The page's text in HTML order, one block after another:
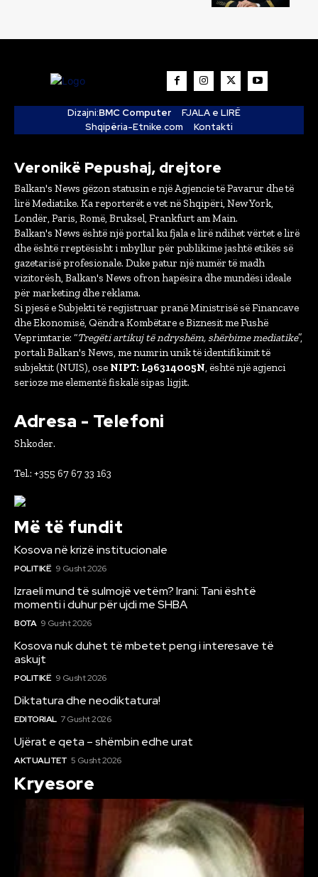
Dizajni:BMC Computer
FJALA e LIRË
Shqipëria-Etnike.com
Kontakti
Veronikë Pepushaj, drejtore
Balkan's News gëzon statusin e një Agjencie të Pavarur dhe të
lirë Mediatike. Ka reporterët e vet në Shqipëri, New York,
Londër, Paris, Romë, Bruksel, Frankfurt am Main.
Balkan's News është një portal ku fjala e lirë ndihet vërtet e lirë
dhe është rreptësisht i mbyllur për publikime jashtë etikës së
gazetarisë profesionale. Duke patur një numër të madh
vizitorësh, Balkan's News ofron hapësira dhe mundësi ideale
për marketing dhe reklama.
Si pjesë e Subjekti të regjistruar pranë Ministrisë së Financave
dhe Ekonomisë, Qëndra Kombëtare e Biznesit me Fushë
Veprimtarie: “Tregëti artikuj të ndryshëm, shërbime mediatike”,
portali Balkan's News, me numrin unik të identifikimit të
subjektit (NUIS), ose NIPT: L96314005N , është një agjenci
serioze me elementë fiskalë sipas ligjit.
Adresa - Telefoni
Shkoder.
Tel.: +355 67 67 33 163
Më të fundit
Kosova në krizë institucionale
POLITIKË 9 Gusht 2026
Izraeli mund të sulmojë vetëm? Irani: Tani është
momenti i duhur për ujdi me SHBA
BOTA 9 Gusht 2026
Kosova nuk duhet të mbetet peng i interesave të
askujt
POLITIKË 9 Gusht 2026
Diktatura dhe neodiktatura!
EDITORIAL 7 Gusht 2026
Ujërat e qeta – shëmbin edhe urat
AKTUALITET 5 Gusht 2026
Kryesore